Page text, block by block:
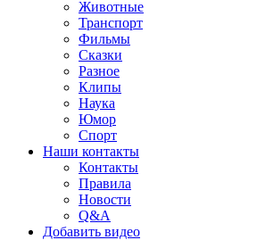
Животные
Транспорт
Фильмы
Сказки
Разное
Клипы
Наука
Юмор
Спорт
Наши контакты
Контакты
Правила
Новости
Q&A
Добавить видео